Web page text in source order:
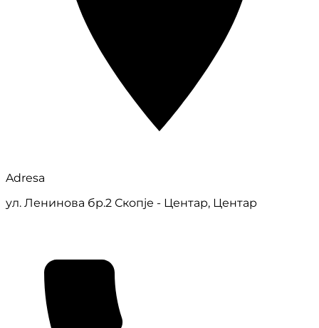
Adresa
ул. Ленинова бр.2 Скопје - Центар, Центар